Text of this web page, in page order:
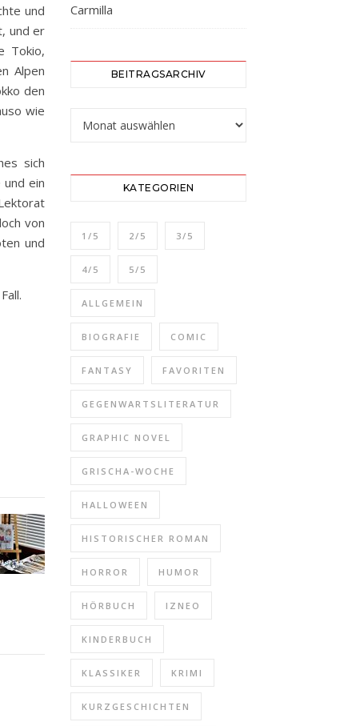
und
und er
Tokio,
Alpen
den
wie
sich
ein
von
und
Carmilla
BEITRAGSARCHIV
KATEGORIEN
1/5 2/5 3/5
4/5 5/5
ALLGEMEIN
BIOGRAFIE COMIC
FANTASY FAVORITEN
GEGENWARTSLITERATUR
GRAPHIC NOVEL
GRISCHA-WOCHE
HALLOWEEN
HISTORISCHER ROMAN
HORROR HUMOR
HÖRBUCH IZNEO
KINDERBUCH
KLASSIKER KRIMI
KURZGESCHICHTEN